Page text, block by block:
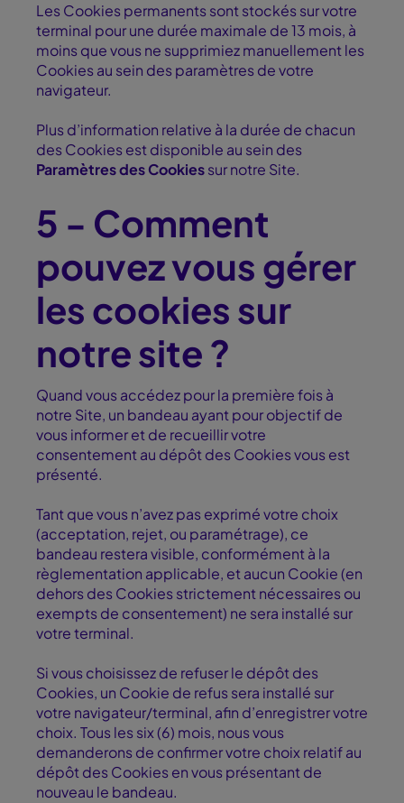
Les Cookies permanents sont stockés sur votre
terminal pour une durée maximale de 13 mois, à
moins que vous ne supprimiez manuellement les
Cookies au sein des paramètres de votre
navigateur.
Plus d’information relative à la durée de chacun
des Cookies est disponible au sein des
Paramètres des Cookiessur notre Site.
5 - Comment
pouvez vous gérer
les cookies sur
notre site ?
Quand vous accédez pour la première fois à
notre Site, un bandeau ayant pour objectif de
vous informer et de recueillir votre
consentement au dépôt des Cookies vous est
présenté.
Tant que vous n’avez pas exprimé votre choix
(acceptation, rejet, ou paramétrage), ce
bandeau restera visible, conformément à la
règlementation applicable, et aucun Cookie (en
dehors des Cookies strictement nécessaires ou
exempts de consentement) ne sera installé sur
votre terminal.
Si vous choisissez de refuser le dépôt des
Cookies, un Cookie de refus sera installé sur
votre navigateur/terminal, afin d’enregistrer votre
choix. Tous les six (6) mois, nous vous
demanderons de confirmer votre choix relatif au
dépôt des Cookies en vous présentant de
nouveau le bandeau.